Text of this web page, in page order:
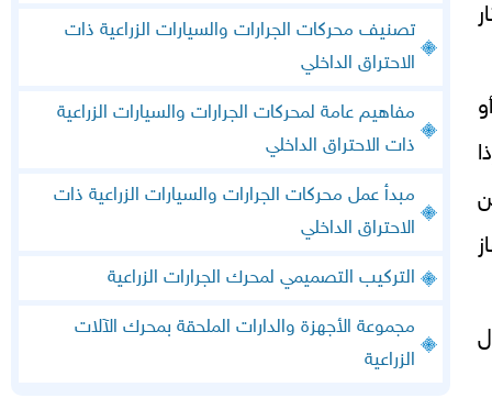
تصنيف محركات الجرارات والسيارات الزراعية ذات
الاحتراق الداخلي
مفاهيم عامة لمحركات الجرارات والسيارات الزراعية
ذات الاحتراق الداخلي
مبدأ عمل محركات الجرارات والسيارات الزراعية ذات
الاحتراق الداخلي
التركيب التصميمي لمحرك الجرارات الزراعية
مجموعة الأجهزة والدارات الملحقة بمحرك الآلات
الزراعية